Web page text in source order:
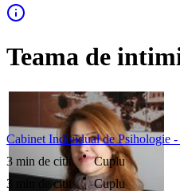
Teama de
Cabinet Individual de Psihologie
3 min de citit
Cuplu
3 min de citit
Cuplu